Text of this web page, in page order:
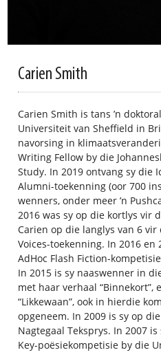
Carien Smith
Carien Smith is tans ’n
Universiteit van Sheffield in
navorsing in
Writing Fellow by die
Study. In 2019 ontvang sy die
Alumni-toekenning (oor 700
wenners, onder meer ’n
2016 was sy op die kortlys vir
Carien op die langlys van 6
Voices-toekenning. In 2016 en
AdHoc Flash Fiction-
In 2015 is sy naaswenner in
met haar verhaal
“Likkewaan”, ook in hierdie
opgeneem. In 2009 is sy op
Nagtegaal Teksprys. In 2007
Key-poësiekompetisie by die